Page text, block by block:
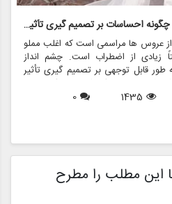
روانشناسی خرید لباس عروس: چگونه احساسات بر تصمیم گیری تأثیر می گذارد
عروس ها مراسمی است که اغلب مملو
زیادی از اضطراب است. چشم انداز
قابل توجهی بر تصمیم گیری تأثیر
که نه تنها سبک شخصی بلکه عوامل
کند. در این مقاله، روانشناسی خرید
1435
0
این مطلب را مطرح